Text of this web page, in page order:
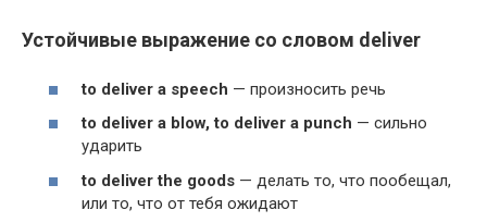
Устойчивые выражение со словом deliver
to deliv­er a speech — произносить речь
to deliv­er a blow, to deliv­er a punch — сильно
ударить
to deliv­er the goods — делать то, что пообещал,
или то, что от тебя ожидают